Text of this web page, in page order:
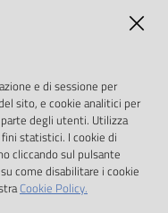
36/2006
e di sessione per
sito, e cookie analitici per
degli utenti. Utilizza
statistici. I cookie di
cliccando sul pulsante
come disabilitare i cookie
Cookie Policy.